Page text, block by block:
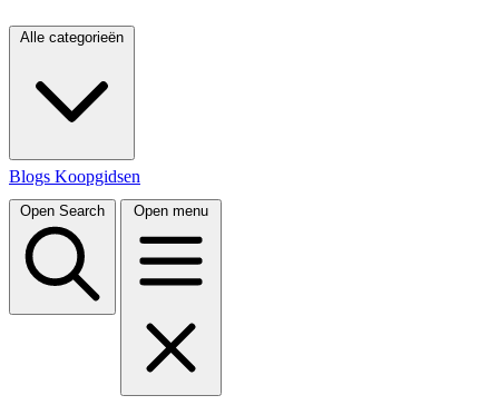
Alle categorieën
Blogs Koopgidsen
Open Search Open menu